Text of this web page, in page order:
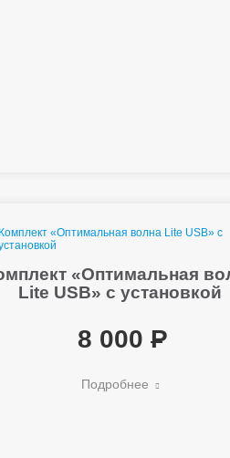
«Оптимальная
Lite USB» с установкой
8 000
Подробнее